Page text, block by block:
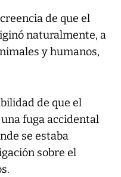
de que el
naturalmente, a
y humanos,
de que el
fuga accidental
se estaba
sobre el